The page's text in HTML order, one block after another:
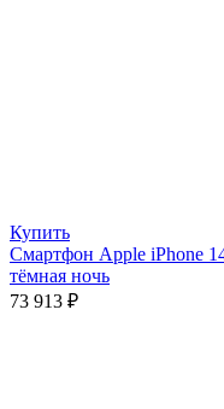
Купить
Смартфон Apple iPhone
тёмная ночь
73 913 ₽